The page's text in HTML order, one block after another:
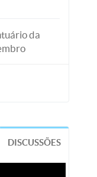
da
DISCUSSÕES